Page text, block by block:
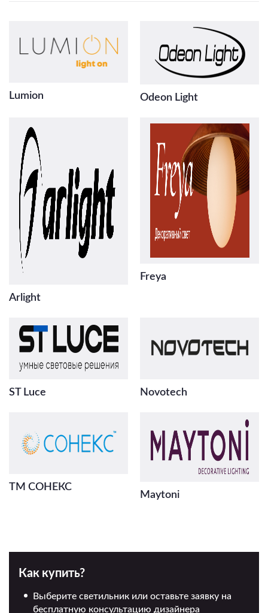
Lumion Odeon Light
Arlight
Freya
ST Luce Novotech
ТМ СОНЕКС
Maytoni
Как купить?
Выберите светильник или оставьте заявку на
бесплатную консультацию дизайнера